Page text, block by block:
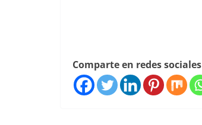
Comparte en redes sociales